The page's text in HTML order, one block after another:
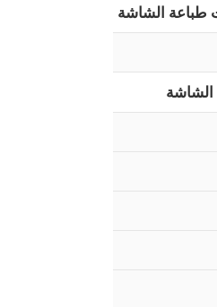
طباعة الشاشة